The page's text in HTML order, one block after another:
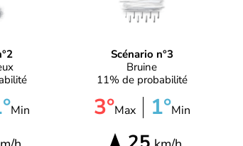
Min
Scénario n°3
Bruine
11% de probabilité
3°Max 1°Min